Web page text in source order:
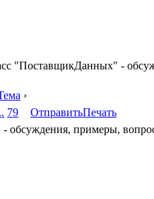
"ПоставщикДанных" -
›
79 ОтправитьПечать
примеры,